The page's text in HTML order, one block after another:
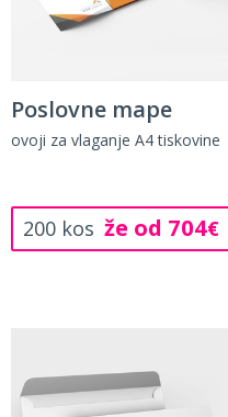
Poslovne mape
ovoji za vlaganje A4 tiskovine
200 kos že od 704€